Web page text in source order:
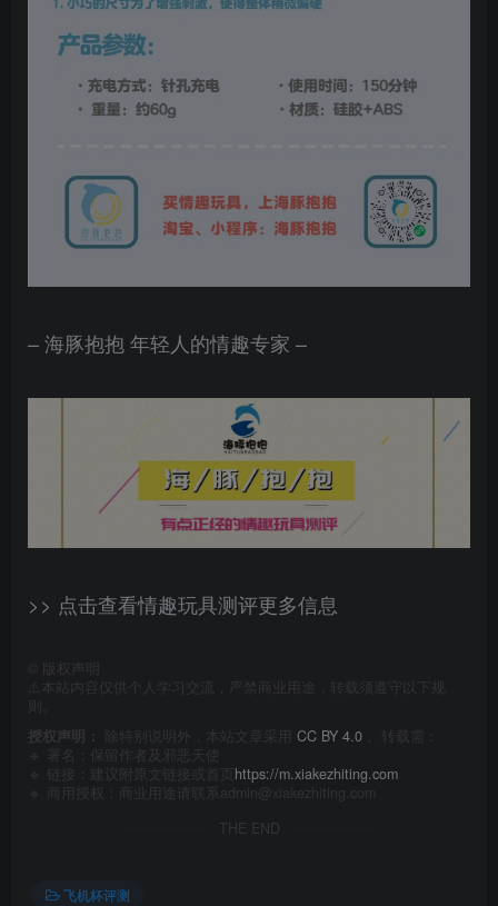
– 海豚抱抱 年轻人的情趣专家 –
>> 点击查看情趣玩具测评更多信息
版权声明
⚠️本站内容仅供个人学习交流，严禁商业用途，转载须遵守以下规
授权声明：
除特别说明外，本站文章采用 CC BY 4.0 ， 转载需：
🔹 署名：保留作者及 邪恶天使
🔹 链接：建议附原文链接或首页 https://m.xiakezhiting.com
🔹 商用授权：商业用途请联系admin@xiakezhiting.com
THE END
飞机杯评测